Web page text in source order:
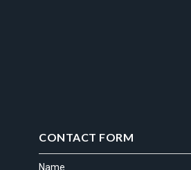
CONTACT FORM
Name